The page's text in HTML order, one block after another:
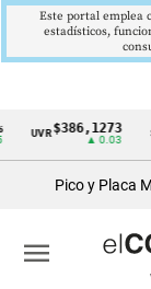
Cintillo
económicos
Colombia
UVR$386,1273
▲ 0.03
Pico y Placa
menu
Este portal emplea
estadísticos,